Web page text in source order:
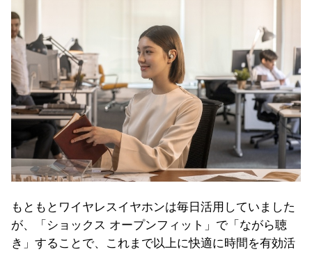
もともとワイヤレスイヤホンは毎日活用していました
が、「ショックス オープンフィット」で「ながら聴
き」することで、これまで以上に快適に時間を有効活